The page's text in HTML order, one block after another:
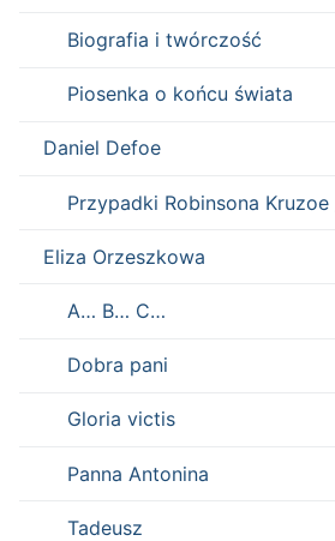
Biografia i twórczość
Piosenka o końcu świata
Daniel Defoe
Przypadki Robinsona
Eliza Orzeszkowa
A… B… C…
Dobra pani
Gloria victis
Panna Antonina
Tadeusz